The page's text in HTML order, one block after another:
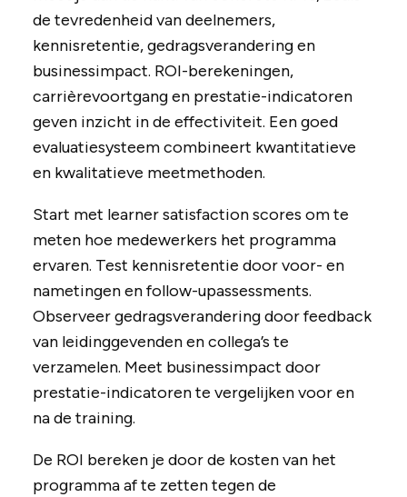
de tevredenheid van deelnemers,
kennisretentie, gedragsverandering en
businessimpact. ROI-berekeningen,
carrièrevoortgang en prestatie-indicatoren
geven inzicht in de effectiviteit. Een goed
evaluatiesysteem combineert kwantitatieve
en kwalitatieve meetmethoden.
Start met learner satisfaction scores om te
meten hoe medewerkers het programma
ervaren. Test kennisretentie door voor- en
nametingen en follow-upassessments.
Observeer gedragsverandering door feedback
van leidinggevenden en collega’s te
verzamelen. Meet businessimpact door
prestatie-indicatoren te vergelijken voor en
na de training.
De ROI bereken je door de kosten van het
programma af te zetten tegen de